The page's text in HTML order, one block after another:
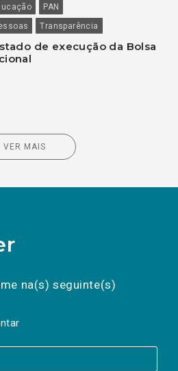
PAN
Transparência
de execução da Bolsa
VER MAIS
na(s) seguinte(s)